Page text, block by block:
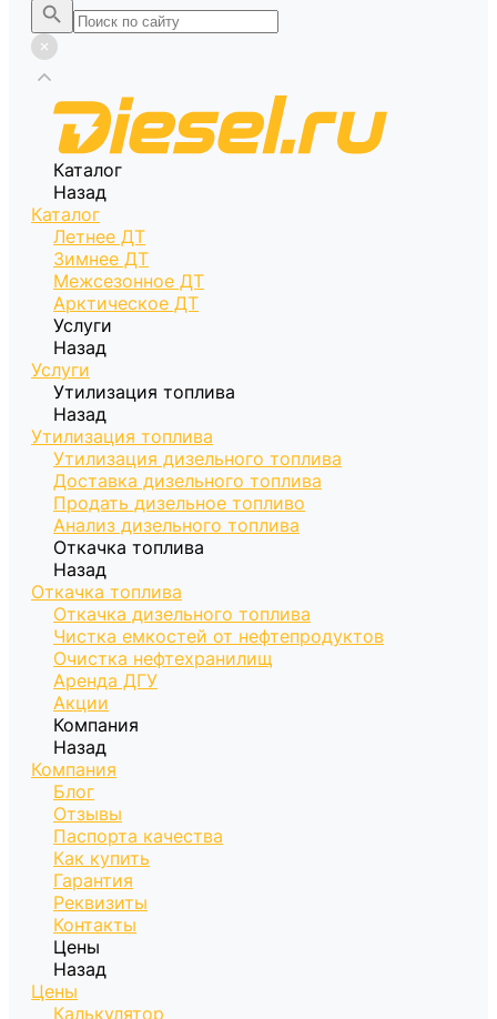
Каталог
Назад
Каталог
Летнее ДТ
Зимнее ДТ
Межсезонное ДТ
Арктическое ДТ
Услуги
Назад
Услуги
Утилизация топлива
Назад
Утилизация топлива
Утилизация дизельного топлива
Доставка дизельного топлива
Продать дизельное топливо
Анализ дизельного топлива
Откачка топлива
Назад
Откачка топлива
Откачка дизельного топлива
Чистка емкостей от нефтепродуктов
Очистка нефтехранилищ
Аренда ДГУ
Акции
Компания
Назад
Компания
Блог
Отзывы
Паспорта качества
Как купить
Гарантия
Реквизиты
Контакты
Цены
Назад
Цены
Калькулятор